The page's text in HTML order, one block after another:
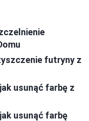
futryny z
usunąć farbę z
usunąć farbę